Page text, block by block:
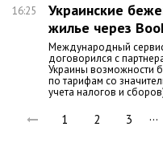
16:25
Украинские
жилье через
Международный
договорился с
Украины возможности
по тарифам со
учета налогов и
1 2 3 …